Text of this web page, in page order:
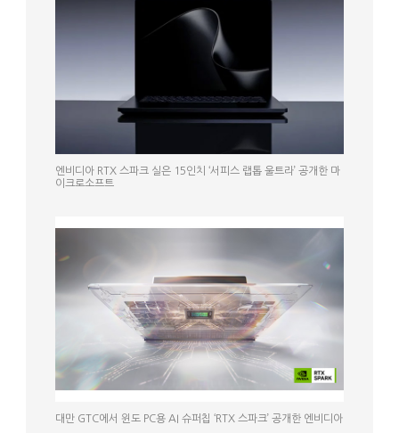
엔비디아 RTX 스파크 실은 15인치 ‘서피스 랩톱 울트라’ 공개한 마
이크로소프트
대만 GTC에서 윈도 PC용 AI 슈퍼칩 ‘RTX 스파크’ 공개한 엔비디아